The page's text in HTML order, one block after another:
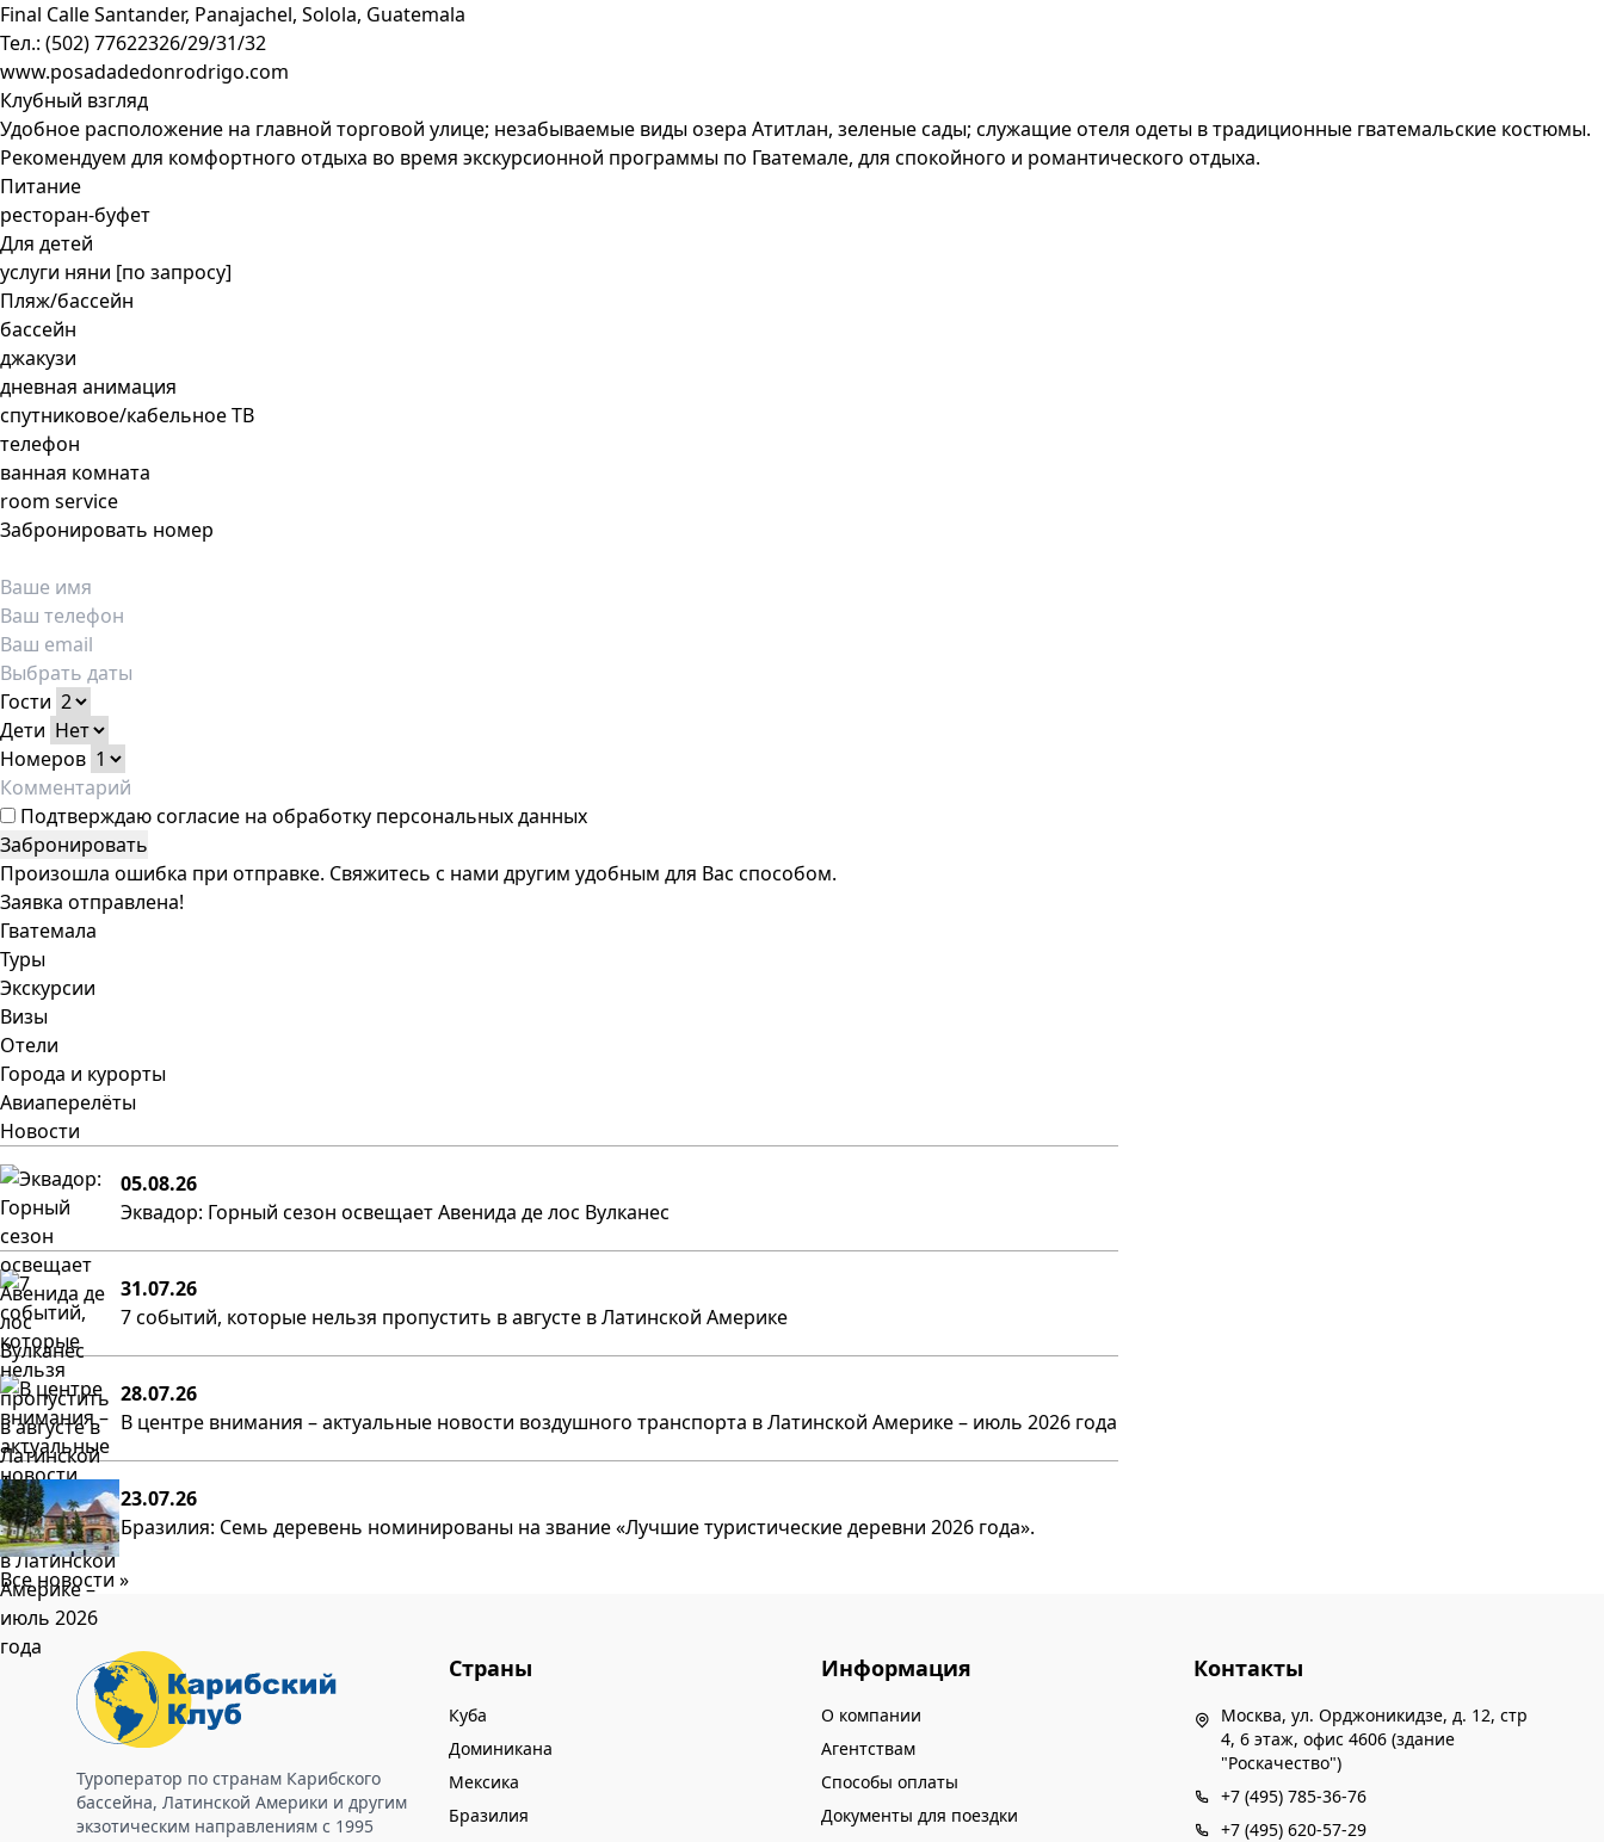
Final Calle Santander, Panajachel, Solola, Guatemala
Тел.: (502) 77622326/29/31/32
www.posadadedonrodrigo.com
Клубный взгляд
Удобное расположение на главной торговой улице; незабываемые виды озера Атитлан, зеленые сады; служащие отеля одеты в традиционные гватемальские костюмы.
Рекомендуем для комфортного отдыха во время экскурсионной программы по Гватемале, для спокойного и романтического отдыха.
Питание
ресторан-буфет
Для детей
услуги няни [по запросу]
Пляж/бассейн
бассейн
джакузи
дневная анимация
спутниковое/кабельное ТВ
телефон
ванная комната
room service
Забронировать номер
Гости
Дети
Номеров
Подтверждаюсогласие на обработку персональных данных
Забронировать
Произошла ошибка при отправке. Свяжитесь с нами другим удобным для Вас способом.
Заявка отправлена!
Гватемала
Туры
Экскурсии
Визы
Отели
Города и курорты
Авиаперелёты
Новости
05.08.26
Эквадор: Горный сезон освещает Авенида де лос Вулканес
31.07.26
7 событий, которые нельзя пропустить в августе в Латинской Америке
28.07.26
В центре внимания – актуальные новости воздушного транспорта в Латинской Америке – июль 2026 года
23.07.26
Бразилия: Семь деревень номинированы на звание «Лучшие туристические деревни 2026 года».
Все новости »
Туроператор по странам Карибского
бассейна, Латинской Америки и другим
экзотическим направлениям с 1995
Страны
Куба
Доминикана
Мексика
Бразилия
Информация
О компании
Агентствам
Способы оплаты
Документы для поездки
Контакты
Москва, ул. Орджоникидзе, д. 12, стр
4, 6 этаж, офис 4606 (здание
"Роскачество")
+7 (495) 785-36-76
+7 (495) 620-57-29